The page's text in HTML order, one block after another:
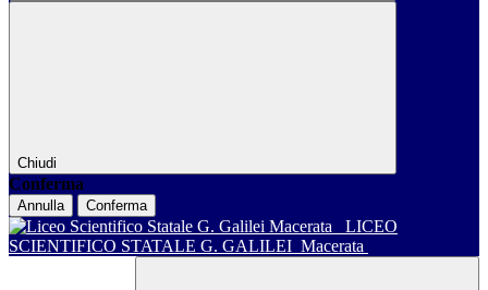
Chiudi
Conferma
Annulla Conferma
LICEO
SCIENTIFICO STATALE G. GALILEI Macerata